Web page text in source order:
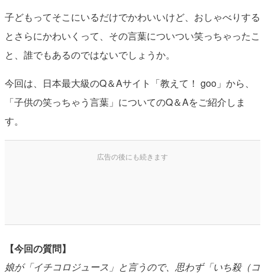
子どもってそこにいるだけでかわいいけど、おしゃべりする
とさらにかわいくって、その言葉についつい笑っちゃったこ
と、誰でもあるのではないでしょうか。
今回は、日本最大級のQ＆Aサイト「教えて！ goo」から、
「子供の笑っちゃう言葉」についてのQ＆Aをご紹介しま
す。
【今回の質問】
娘が「イチコロジュース」と言うので、思わず「いち殺（コ